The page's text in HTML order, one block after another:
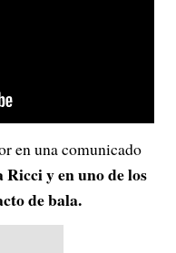
en una comunicado
y en uno de los
de bala.